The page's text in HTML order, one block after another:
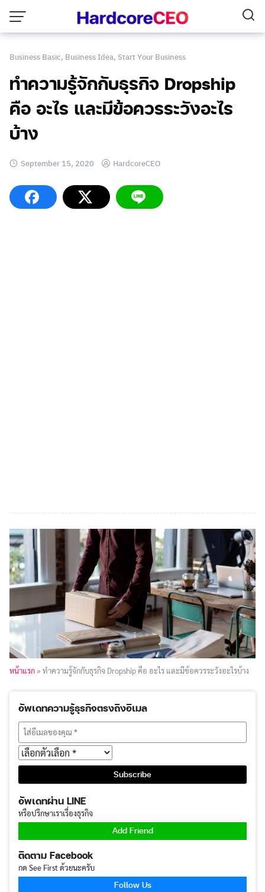
content
Business Basic, Business Idea, Start Your Business
ทำความรู้จักกับธุรกิจ Dropship
คือ อะไร และมีข้อควรระวังอะไร
บ้าง
September 15, 2020 HardcoreCEO
หน้าแรก » ทำความรู้จักกับธุรกิจ Dropship คือ อะไร และมีข้อควรระวังอะไรบ้าง
อัพเดทความรู้ธุรกิจตรงถึงอีเมล
อัพเดทผ่าน LINE
หรือปรึกษาเราเรื่องธุรกิจ
Add Friend
ติดตาม Facebook
กด See First ด้วยนะครับ
Follow Us